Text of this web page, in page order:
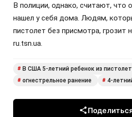
В полиции, однако, считают, что
нашел у себя дома. Людям,
пистолет без присмотра, грозит
ru.tsn.ua.
# В США 5-летний ребенок из
# огнестрельное ранение # 4-